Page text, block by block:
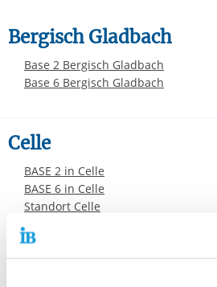
Bergisch Gladbach
Base 2 Bergisch Gladbach
Base 6 Bergisch Gladbach
Celle
BASE 2 in Celle
BASE 6 in Celle
Standort Celle